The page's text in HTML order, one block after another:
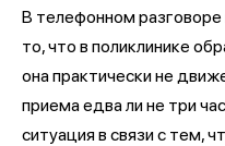
В телефонном
то, что в поликлинике
она практически не
приема едва ли не три
ситуация в связи с тем,